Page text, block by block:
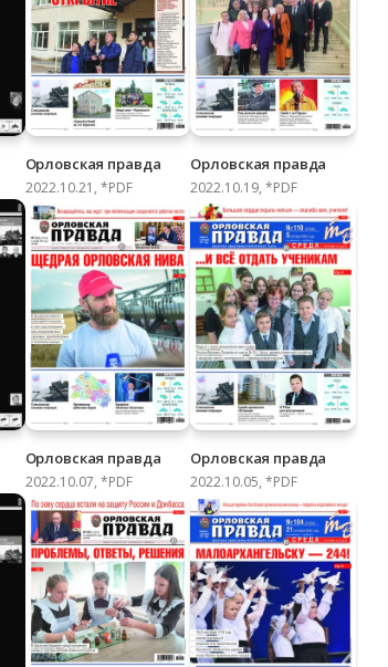
Орловская правда
2022.10.21, *PDF
Орловская правда
2022.10.19, *PDF
Орловская правда
2022.10.07, *PDF
Орловская правда
2022.10.05, *PDF